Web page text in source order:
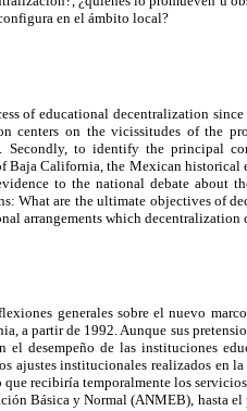
en el ámbito local?
of educational decentralization
centers on the vicissitudes of the
Secondly, to identify the principal
Baja California, the Mexican historical
to the national debate about
What are the ultimate objectives of
arrangements which decentralization
generales sobre el nuevo
a partir de 1992. Aunque sus
el desempeño de las instituciones
ajustes institucionales realizados en
recibiría temporalmente los
Básica y Normal (ANMEB), hasta